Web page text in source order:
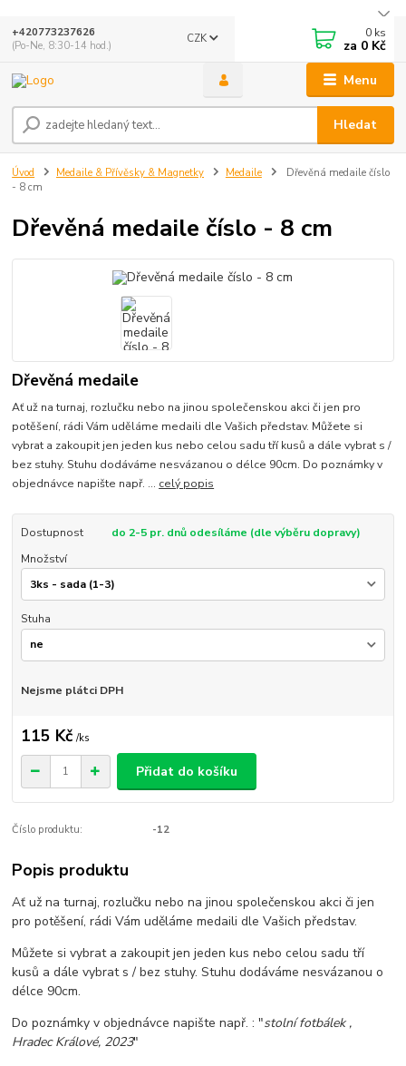
Menu
CZK
Hledat
+420773237626
(Po-Ne, 8:30-14 hod.)
0 ks
za 0 Kč
Úvod Medaile & Přívěsky & Magnetky Medaile
Dřevěná medaile číslo
- 8 cm
Dřevěná medaile číslo - 8 cm
Dřevěná medaile
Ať už na turnaj, rozlučku nebo na jinou společenskou akci či jen pro
potěšení, rádi Vám uděláme medaili dle Vašich představ. Můžete si
vybrat a zakoupit jen jeden kus nebo celou sadu tří kusů a dále vybrat s /
bez stuhy. Stuhu dodáváme nesvázanou o délce 90cm. Do poznámky v
objednávce napište např. ... celý popis
Dostupnost
do 2-5 pr. dnů odesíláme (dle výběru dopravy)
Množství
Stuha
Nejsme plátci DPH
115 Kč /ks
Přidat do košíku
Číslo produktu: -12
Popis produktu
Ať už na turnaj, rozlučku nebo na jinou společenskou akci či jen
pro potěšení, rádi Vám uděláme medaili dle Vašich představ.
Můžete si vybrat a zakoupit jen jeden kus nebo celou sadu tří
kusů a dále vybrat s / bez stuhy. Stuhu dodáváme nesvázanou o
délce 90cm.
Do poznámky v objednávce napište např. : "stolní fotbálek ,
Hradec Králové, 2023"